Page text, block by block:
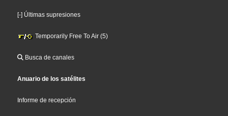
[-] Últimas supresiones
Temporarily Free To Air (5)
Busca de canales
Anuario de los satélites
Informe de recepción